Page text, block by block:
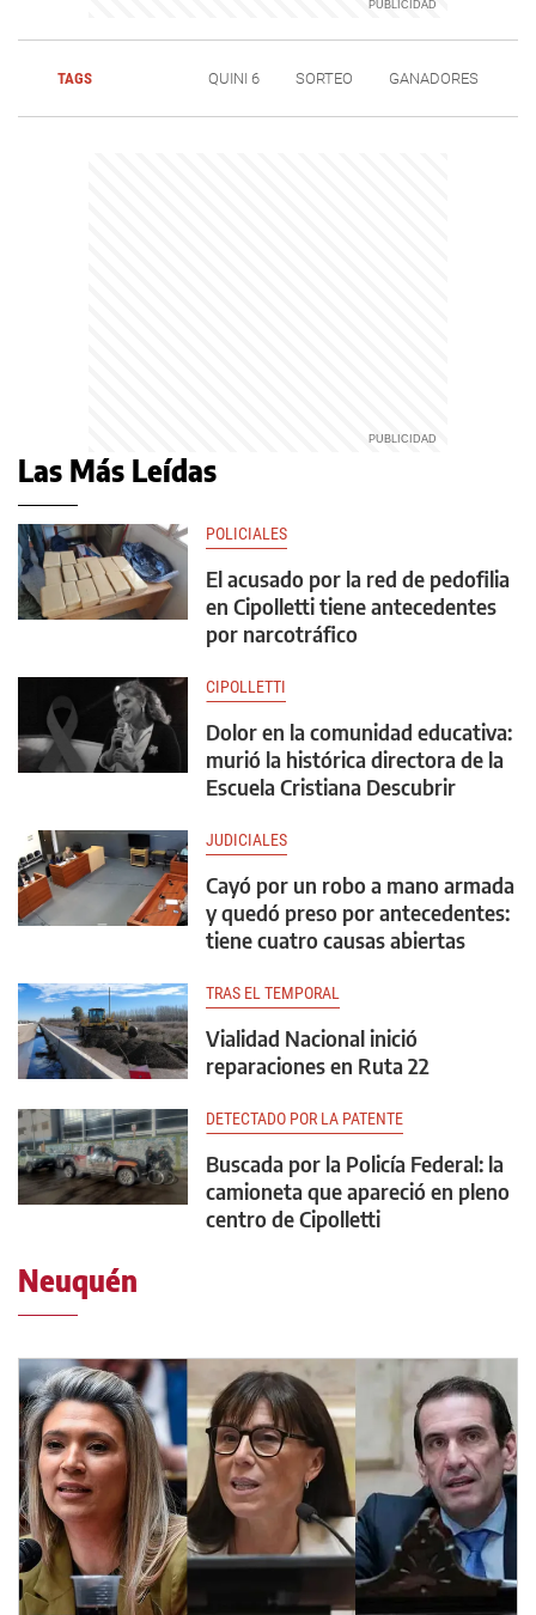
TAGS QUINI 6 SORTEO GANADORES
Las Más Leídas
POLICIALES
El acusado por la red de pedofilia
en Cipolletti tiene antecedentes
por narcotráfico
CIPOLLETTI
Dolor en la comunidad educativa:
murió la histórica directora de la
Escuela Cristiana Descubrir
JUDICIALES
Cayó por un robo a mano armada
y quedó preso por antecedentes:
tiene cuatro causas abiertas
TRAS EL TEMPORAL
Vialidad Nacional inició
reparaciones en Ruta 22
DETECTADO POR LA PATENTE
Buscada por la Policía Federal: la
camioneta que apareció en pleno
centro de Cipolletti
Neuquén